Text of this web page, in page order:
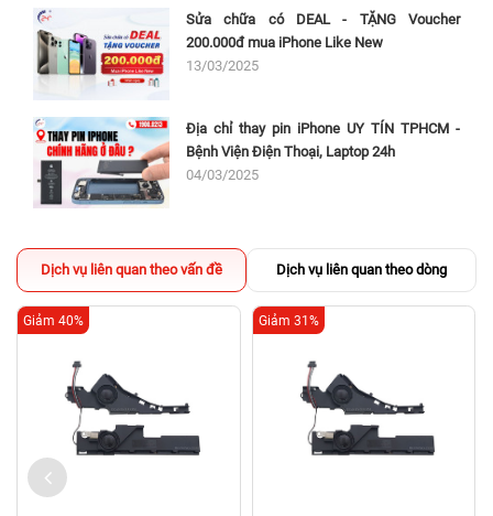
Sửa chữa có DEAL - TẶNG Voucher
200.000đ mua iPhone Like New
13/03/2025
Địa chỉ thay pin iPhone UY TÍN TPHCM -
Bệnh Viện Điện Thoại, Laptop 24h
04/03/2025
Dịch vụ liên quan theo vấn đề Dịch vụ liên quan theo dòng
Giảm 40% Giảm 31%